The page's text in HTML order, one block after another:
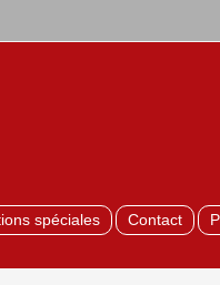
spéciales Contact